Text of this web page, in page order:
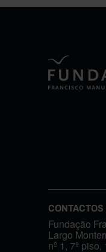
CONTACTOS
Fundação
Largo
nº 1, 7º